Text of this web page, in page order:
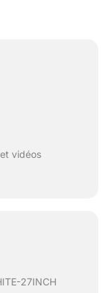
vidéos
27INCH